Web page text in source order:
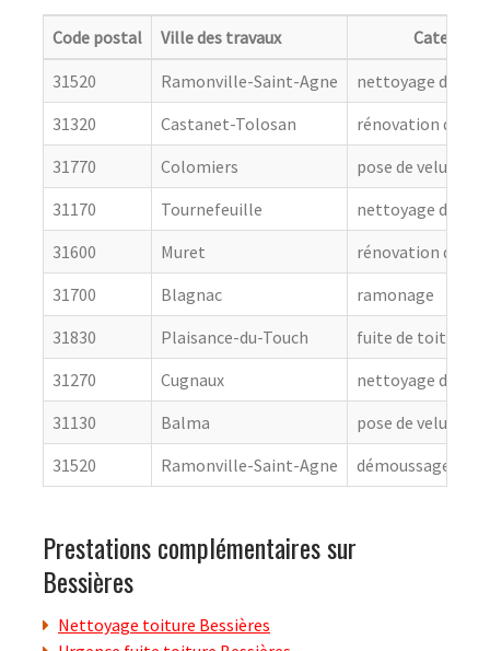
Code postal Ville des travaux
Categorie
31520
Ramonville-Saint-Agne
nettoyage de
31320
Castanet-Tolosan
rénovation de
31770
Colomiers
pose de velux
31170
Tournefeuille
nettoyage de
31600
Muret
rénovation de
31700
Blagnac
ramonage
31830
Plaisance-du-Touch
fuite de toiture
31270
Cugnaux
nettoyage de
31130
Balma
pose de velux
31520
Ramonville-Saint-Agne démoussage de
Prestations complémentaires sur
Bessières
Nettoyage toiture Bessières